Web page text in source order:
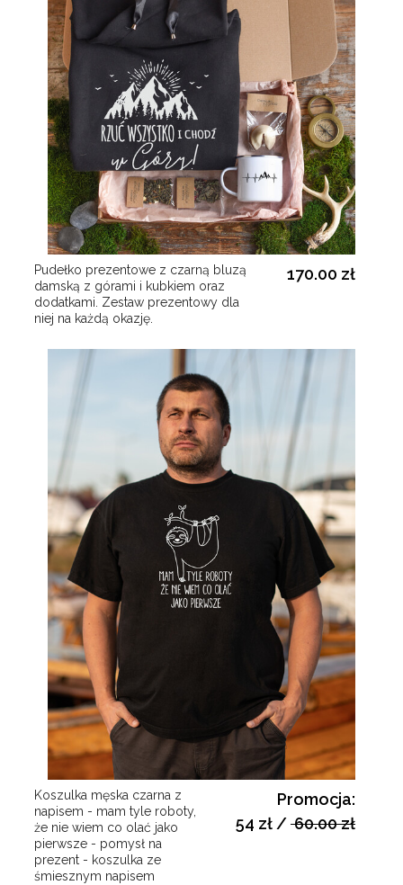
Pudełko prezentowe z czarną bluzą
damską z górami i kubkiem oraz
dodatkami. Zestaw prezentowy dla
niej na każdą okazję.
170.00 zł
Koszulka męska czarna z
napisem - mam tyle roboty,
że nie wiem co olać jako
pierwsze - pomysł na
prezent - koszulka ze
śmiesznym napisem
Promocja:
54 zł /60.00 zł